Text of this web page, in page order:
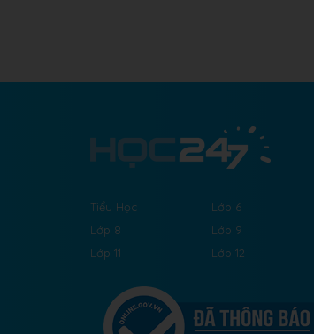
Tiểu Học Lớp 6
Lớp 8
Lớp 9
Lớp 11
Lớp 12